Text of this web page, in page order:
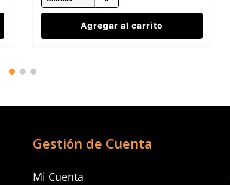
Agregar al carrito
Gestión de Cuenta
Mi Cuenta